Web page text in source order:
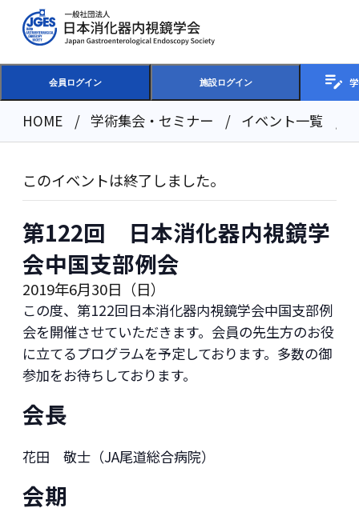
会員ログイン 施設ログイン
HOME 学術集会・セミナー イベント一覧
このイベントは終了しました。
第122回 日本消化器内視鏡学
会中国支部例会
2019年6月30日（日）
この度、第122回日本消化器内視鏡学会中国支部例
会を開催させていただきます。会員の先生方のお役
に立てるプログラムを予定しております。多数の御
参加をお待ちしております。
会長
花田 敬士（JA尾道総合病院）
会期